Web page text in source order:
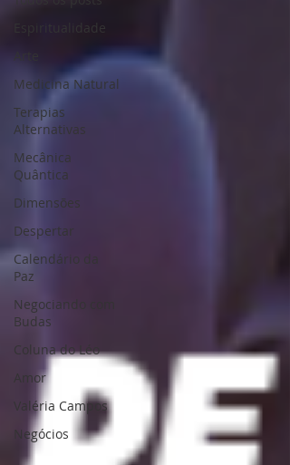
Espiritualidade
Arte
Medicina Natural
Terapias
Alternativas
Mecânica
Quântica
Dimensões
Despertar
Calendário da
Paz
Negociando com
Budas
Coluna do Léo
Amor
Valéria Campos
Negócios